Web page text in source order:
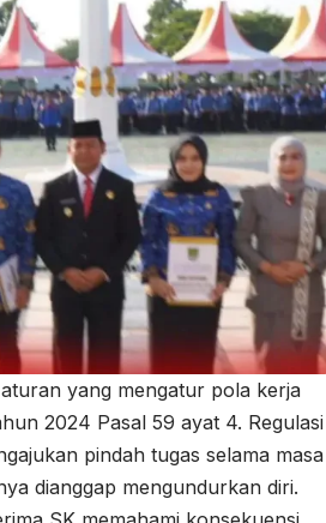
yang mengatur pola kerja
2024 Pasal 59 ayat 4. Regulasi
pindah tugas selama masa
dianggap mengundurkan diri.